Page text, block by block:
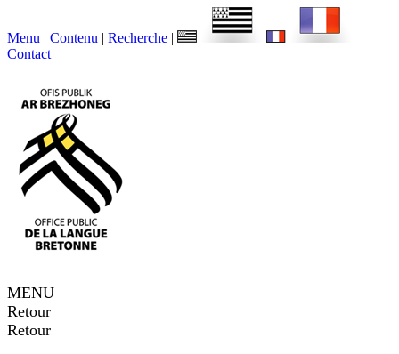
Menu | Contenu | Recherche |
Contact
MENU
Retour
Retour